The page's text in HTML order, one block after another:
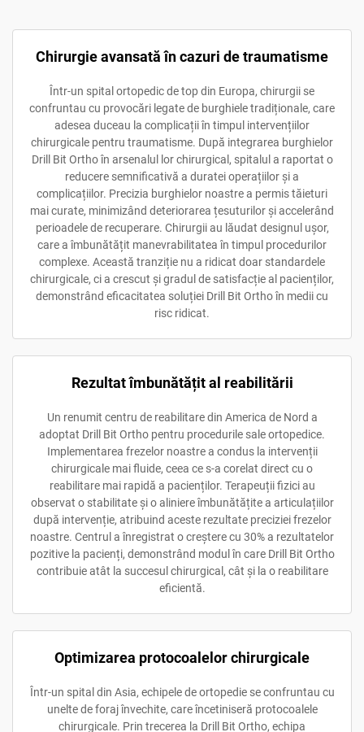
Chirurgie avansată în cazuri de traumatisme
Într-un spital ortopedic de top din Europa, chirurgii se
confruntau cu provocări legate de burghiele tradiționale, care
adesea duceau la complicații în timpul intervențiilor
chirurgicale pentru traumatisme. După integrarea burghielor
Drill Bit Ortho în arsenalul lor chirurgical, spitalul a raportat o
reducere semnificativă a duratei operațiilor și a
complicațiilor. Precizia burghielor noastre a permis tăieturi
mai curate, minimizând deteriorarea țesuturilor și accelerând
perioadele de recuperare. Chirurgii au lăudat designul ușor,
care a îmbunătățit manevrabilitatea în timpul procedurilor
complexe. Această tranziție nu a ridicat doar standardele
chirurgicale, ci a crescut și gradul de satisfacție al pacienților,
demonstrând eficacitatea soluției Drill Bit Ortho în medii cu
risc ridicat.
Rezultat îmbunătățit al reabilitării
Un renumit centru de reabilitare din America de Nord a
adoptat Drill Bit Ortho pentru procedurile sale ortopedice.
Implementarea frezelor noastre a condus la intervenții
chirurgicale mai fluide, ceea ce s-a corelat direct cu o
reabilitare mai rapidă a pacienților. Terapeuții fizici au
observat o stabilitate și o aliniere îmbunătățite a articulațiilor
după intervenție, atribuind aceste rezultate preciziei frezelor
noastre. Centrul a înregistrat o creștere cu 30% a rezultatelor
pozitive la pacienți, demonstrând modul în care Drill Bit Ortho
contribuie atât la succesul chirurgical, cât și la o reabilitare
eficientă.
Optimizarea protocoalelor chirurgicale
Într-un spital din Asia, echipele de ortopedie se confruntau cu
unelte de foraj învechite, care încetiniseră protocoalele
chirurgicale. Prin trecerea la Drill Bit Ortho, echipa